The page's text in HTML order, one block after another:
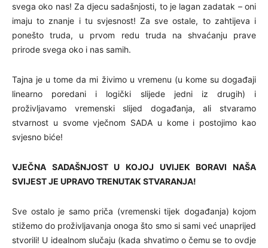
svega oko nas! Za djecu sadašnjosti, to je lagan zadatak – oni
imaju to znanje i tu svjesnost! Za sve ostale, to zahtijeva i
ponešto truda, u prvom redu truda na shvaćanju prave
prirode svega oko i nas samih.
Tajna je u tome da mi živimo u vremenu (u kome su događaji
linearno poredani i logički slijede jedni iz drugih) i
proživljavamo vremenski slijed događanja, ali stvaramo
stvarnost u svome vječnom SADA u kome i postojimo kao
svjesno biće!
VJEČNA SADAŠNJOSTU KOJOJ UVIJEK BORAVI NAŠA
SVIJESTJE UPRAVO TRENUTAK STVARANJA!
Sve ostalo je samo priča (vremenski tijek događanja) kojom
stižemo do proživljavanja onoga što smo si sami već unaprijed
stvorili! U idealnom slučaju (kada shvatimo o čemu se to ovdje